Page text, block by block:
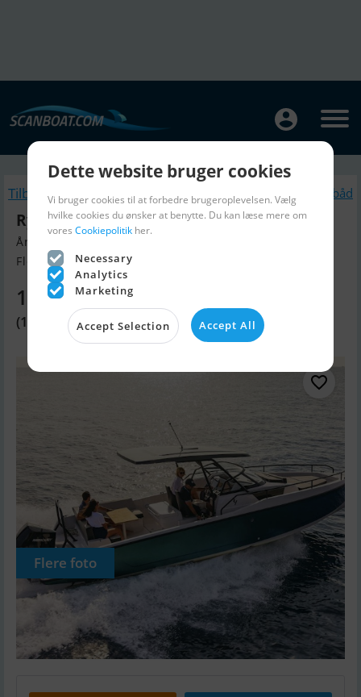
Tilbage Lignende Motorbåd
Ryck 280
Årgang 2025, Motorbåd til salg
Flensburg, Tyskland
1.015.260 DKK
(136.000 EUR)
Flere foto
Dette website bruger cookies
Vi bruger cookies til at forbedre brugeroplevelsen. Vælg
hvilke cookies du ønsker at benytte. Du kan læse mere om
vores Cookiepolitik her.
Necessary
Analytics
Marketing
Accept Selection Accept All